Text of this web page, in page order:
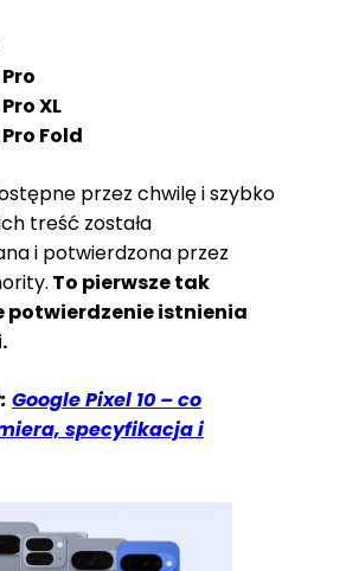
XL
Pro Fold
przez chwilę i szybko
treść została
i potwierdzona przez
To pierwsze tak
potwierdzenie istnienia
Google Pixel 10 – co
specyfikacja i